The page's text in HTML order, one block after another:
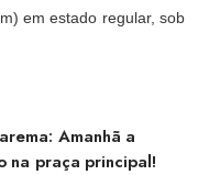
em estado regular, sob
Amanhã a
na praça principal!